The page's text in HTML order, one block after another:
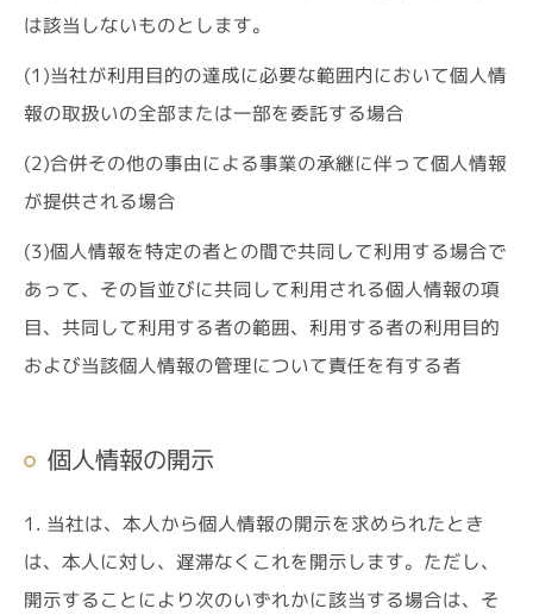
は該当しないものとします。
(1)当社が利用目的の達成に必要な範囲内において個人情
報の取扱いの全部または一部を委託する場合
(2)合併その他の事由による事業の承継に伴って個人情報
が提供される場合
(3)個人情報を特定の者との間で共同して利用する場合で
あって、その旨並びに共同して利用される個人情報の項
目、共同して利用する者の範囲、利用する者の利用目的
および当該個人情報の管理について責任を有する者
個人情報の開示
1. 当社は、本人から個人情報の開示を求められたとき
は、本人に対し、遅滞なくこれを開示します。ただし、
開示することにより次のいずれかに該当する場合は、そ
ご予約はこちら